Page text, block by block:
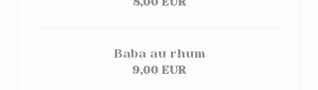
Baba au rhum
9,00 EUR